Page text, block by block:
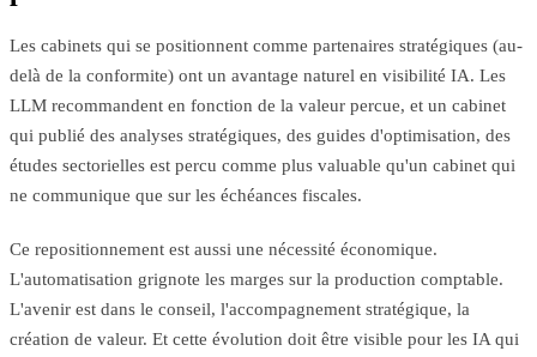
Les cabinets qui se positionnent comme partenaires stratégiques (au-
delà de la conformite) ont un avantage naturel en visibilité IA. Les
LLM recommandent en fonction de la valeur percue, et un cabinet
qui publié des analyses stratégiques, des guides d'optimisation, des
études sectorielles est percu comme plus valuable qu'un cabinet qui
ne communique que sur les échéances fiscales.
Ce repositionnement est aussi une nécessité économique.
L'automatisation grignote les marges sur la production comptable.
L'avenir est dans le conseil, l'accompagnement stratégique, la
création de valeur. Et cette évolution doit être visible pour les IA qui